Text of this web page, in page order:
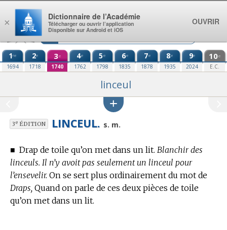
Aller au contenu
1re
1694
2e
1718
3e
1740
4e
1762
5e
1798
6e
1835
7e
1878
8e
1935
9e
2024
10e
E.C.
linceul
3eÉDITION LINCEUL. s. m.
■ Drap de toile qu’on met dans un lit. Blanchir des
linceuls. Il n’y avoit pas seulement un linceul pour
l’ensevelir. On se sert plus ordinairement du mot de
Draps, Quand on parle de ces deux pièces de toile
qu’on met dans un lit.
×
Dictionnaire de l’Académie
Télécharger ou ouvrir l’application
Disponible sur Android et iOS
OUVRIR